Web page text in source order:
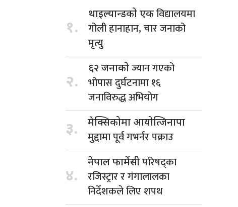
१.
थाइल्यान्डको एकविद्यालयमा
गोली हानाहान, चार जनाको
मृत्यु
२.
६२ जनाकोज्यान गएको
भोपास दुर्घटनामा १६
जनाविरुद्ध अभियोग
३. मेक्सिकोमा आयोत्जिनापा
मुद्दामा पूर्व गभर्नर पक्राउ
४.
नेपाल फार्मेसीपरिषद्का
रजिस्ट्रार र गंगालालका
निर्देशकले लिए शपथ